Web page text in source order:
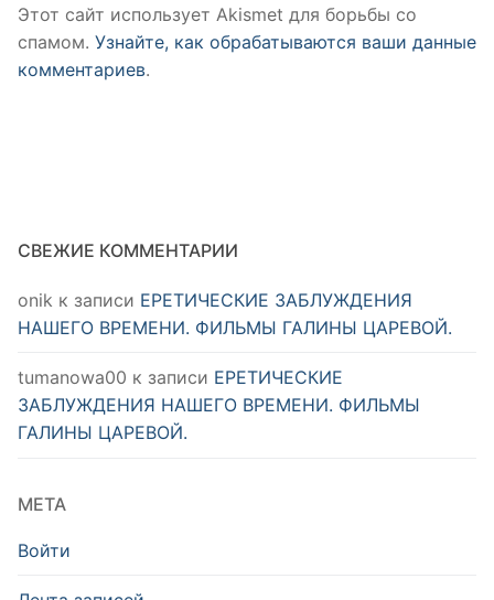
Этот сайт использует Akismet для борьбы со
спамом. Узнайте, как обрабатываются ваши данные
комментариев.
СВЕЖИЕ КОММЕНТАРИИ
onik к записи ЕРЕТИЧЕСКИЕ ЗАБЛУЖДЕНИЯ
НАШЕГО ВРЕМЕНИ. ФИЛЬМЫ ГАЛИНЫ ЦАРЕВОЙ.
tumanowa00 к записи ЕРЕТИЧЕСКИЕ
ЗАБЛУЖДЕНИЯ НАШЕГО ВРЕМЕНИ. ФИЛЬМЫ
ГАЛИНЫ ЦАРЕВОЙ.
МЕТА
Войти